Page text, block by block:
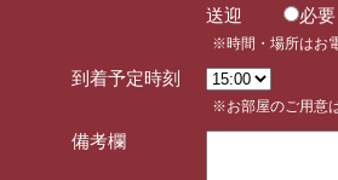
送迎
※時間・場所はお
到着予定時刻
※お部屋のご用意
備考欄